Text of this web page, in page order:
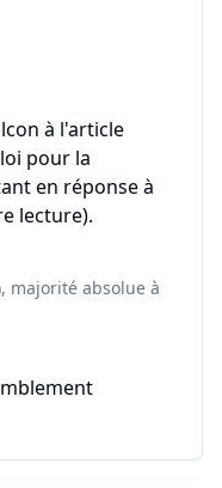
à l'article
pour la
en réponse à
lecture).
majorité absolue à